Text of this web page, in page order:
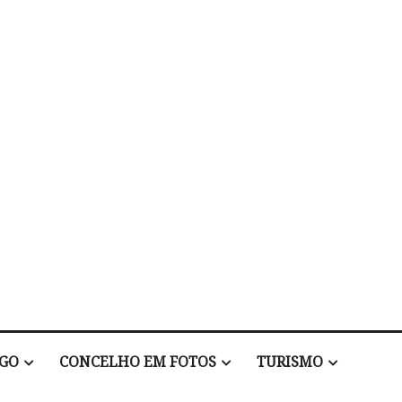
CONCELHO EM FOTOS TURISMO